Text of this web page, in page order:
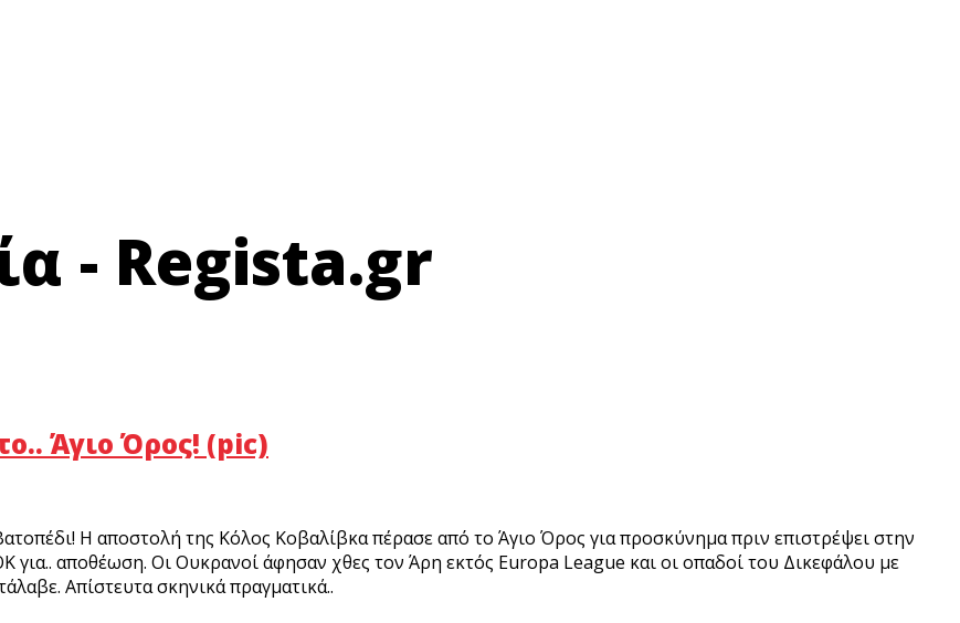
- Regista.gr
Άγιο Όρος! (pic)
Η αποστολή της Κόλος Κοβαλίβκα πέρασε από το Άγιο Όρος για προσκύνημα πριν επιστρέψει στην
για.. αποθέωση. Οι Ουκρανοί άφησαν χθες τον Άρη εκτός Europa League και οι οπαδοί του Δικεφάλου με
Απίστευτα σκηνικά πραγματικά..